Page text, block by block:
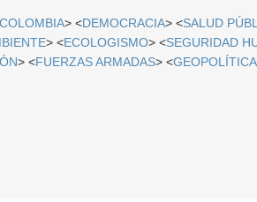
COLOMBIA> <DEMOCRACIA> <SALUD
> <ECOLOGISMO> <SEGURIDAD
> <FUERZAS ARMADAS> <GEOPOLÍTICA